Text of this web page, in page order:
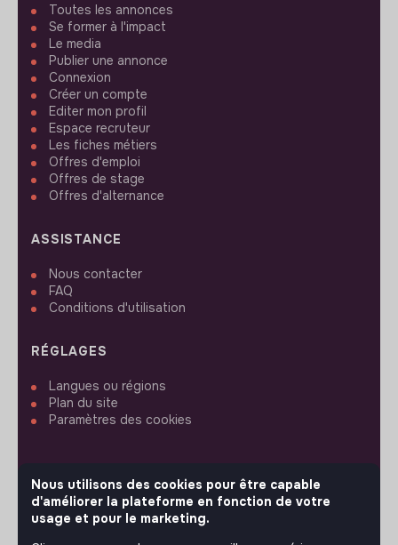
Toutes les annonces
Se former à l'impact
Le media
Publier une annonce
Connexion
Créer un compte
Editer mon profil
Espace recruteur
Les fiches métiers
Offres d'emploi
Offres de stage
Offres d'alternance
ASSISTANCE
Nous contacter
FAQ
Conditions d'utilisation
RÉGLAGES
Langues ou régions
Plan du site
Paramètres des cookies
SUIVEZ-NOUS
Nous utilisons des cookies pour être capable
d'améliorer la plateforme en fonction de votre
usage et pour le marketing.